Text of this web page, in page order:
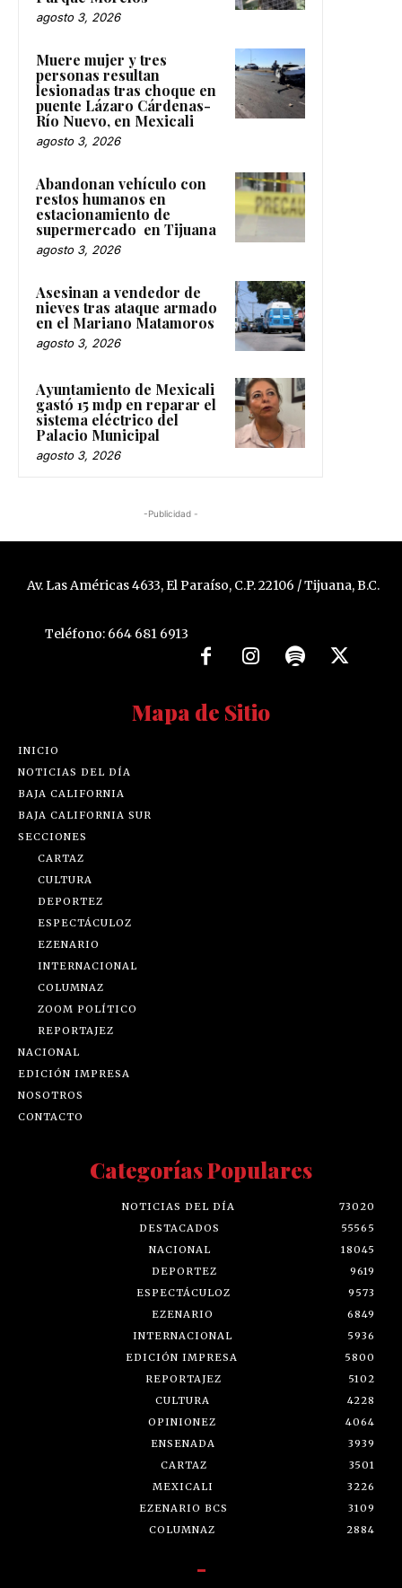
agosto 3, 2026
Muere mujer y tres
personas resultan
lesionadas tras choque en
puente Lázaro Cárdenas-
Río Nuevo, en Mexicali
agosto 3, 2026
Abandonan vehículo con
restos humanos en
estacionamiento de
supermercado en Tijuana
agosto 3, 2026
Asesinan a vendedor de
nieves tras ataque armado
en el Mariano Matamoros
agosto 3, 2026
Ayuntamiento de Mexicali
gastó 15 mdp en reparar el
sistema eléctrico del
Palacio Municipal
agosto 3, 2026
-Publicidad -
Av. Las Américas 4633, El Paraíso, C.P. 22106 / Tijuana, B.C.
Teléfono: 664 681 6913
Mapa de Sitio
INICIO
NOTICIAS DEL DÍA
BAJA CALIFORNIA
BAJA CALIFORNIA SUR
SECCIONES
CARTAZ
CULTURA
DEPORTEZ
ESPECTÁCULOZ
EZENARIO
INTERNACIONAL
COLUMNAZ
ZOOM POLÍTICO
REPORTAJEZ
NACIONAL
EDICIÓN IMPRESA
NOSOTROS
CONTACTO
Categorías Populares
NOTICIAS DEL DÍA
73020
DESTACADOS
55565
NACIONAL
18045
DEPORTEZ
9619
ESPECTÁCULOZ
9573
EZENARIO
6849
INTERNACIONAL
5936
EDICIÓN IMPRESA
5800
REPORTAJEZ
5102
CULTURA
4228
OPINIONEZ
4064
ENSENADA
3939
CARTAZ
3501
MEXICALI
3226
EZENARIO BCS
3109
COLUMNAZ
2884
-